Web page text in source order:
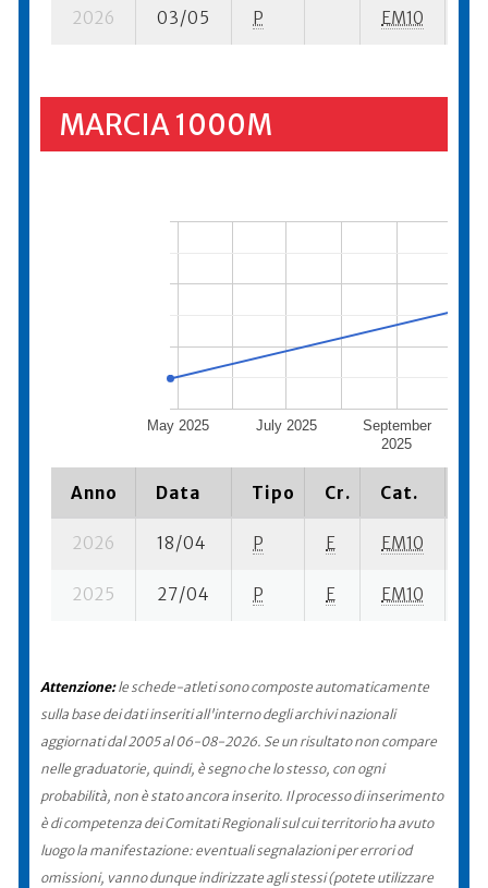
2026 03/05 P EM10
MARCIA 1000M
May 2025 July 2025
September
2025
Anno Data Tipo Cr. Cat.
2026 18/04 P E EM10
2025 27/04 P E EM10
Attenzione:le schede-atleti sono composte automaticamente
sulla base dei dati inseriti all'interno degli archivi nazionali
aggiornati dal 2005 al 06-08-2026. Se un risultato non compare
nelle graduatorie, quindi, è segno che lo stesso, con ogni
probabilità, non è stato ancora inserito. Il processo di inserimento
è di competenza dei Comitati Regionali sul cui territorio ha avuto
luogo la manifestazione: eventuali segnalazioni per errori od
omissioni, vanno dunque indirizzate agli stessi (potete utilizzare